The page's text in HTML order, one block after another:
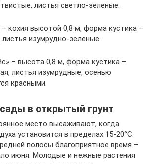
листья светло-зеленые.
– кохия высотой 0,8 м, форма кустика –
листья изумрудно-зеленые.
– высота 0,8 м, форма кустика –
листья изумрудные, осенью
красными.
в открытый грунт
место высаживают, когда
установится в пределах 15-20°C.
полосы благоприятное время –
июня. Молодые и нежные растения